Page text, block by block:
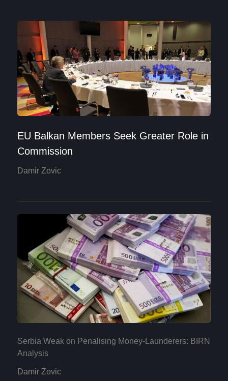
EU Balkan Members Seek Greater Role in
Commission
Damir Zovic
Serbia Weak on Penalising Money-Launderers: BIRN
Analysis
Damir Zovic